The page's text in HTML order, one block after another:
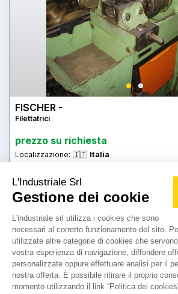
FISCHER -
Filettatrici
prezzo su richiesta
Localizzazione: 🇮🇹 Italia
25IND2270
🇮🇹 BM Macchine Utensili S.r.l.
4.5
2
contatta
vedi di più